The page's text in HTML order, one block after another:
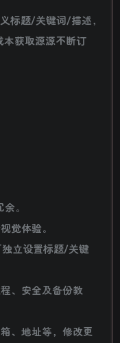
标题/关键词/描述，
本获取源源不断订
。
觉体验。
立设置标题/关键
、安全及备份教
、地址等，修改更